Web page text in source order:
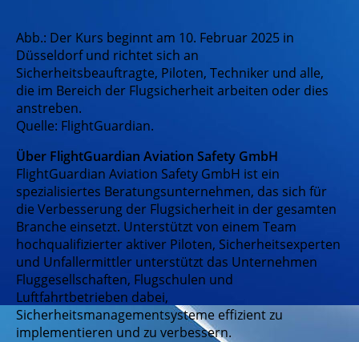
Abb.: Der Kurs beginnt am 10. Februar 2025 in
Düsseldorf und richtet sich an
Sicherheitsbeauftragte, Piloten, Techniker und alle,
die im Bereich der Flugsicherheit arbeiten oder dies
anstreben.
Quelle: FlightGuardian.
Über FlightGuardian Aviation Safety GmbH
FlightGuardian Aviation Safety GmbH ist ein
spezialisiertes Beratungsunternehmen, das sich für
die Verbesserung der Flugsicherheit in der gesamten
Branche einsetzt. Unterstützt von einem Team
hochqualifizierter aktiver Piloten, Sicherheitsexperten
und Unfallermittler unterstützt das Unternehmen
Fluggesellschaften, Flugschulen und
Luftfahrtbetrieben dabei,
Sicherheitsmanagementsysteme effizient zu
implementieren und zu verbessern.